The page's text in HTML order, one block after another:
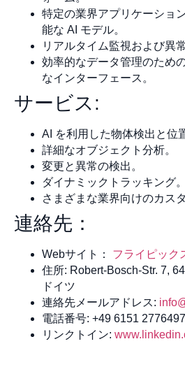
特定の業界アプリケーショ
能な AI モデル。
リアルタイム監視および異
効率的なデータ管理のため
なインターフェース。
サービス:
AI を利用した物体検出と位
詳細なオブジェクト分析。
変更と異常の検出。
ダイナミックトラッキング。
さまざまな業界向けのカス
連絡先：
Webサイト： フライピック
住所: Robert-Bosch-Str. 7,
ドイツ
連絡先メールアドレス:
電話番号: +49 6151 2776497
リンクトイン: